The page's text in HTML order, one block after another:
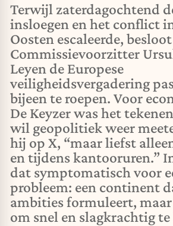
Terwijl zaterdagochtend
insloegen en het conflict
Oosten escaleerde, besloot
Commissievoorzitter
Leyen de Europese
veiligheidsvergadering
bijeen te roepen. Voor
De Keyzer was het
wil geopolitiek weer
hij op X, “maar liefst
en tijdens kantooruren.”
dat symptomatisch voor
probleem: een continent
ambities formuleert,
om snel en slagkrachtig